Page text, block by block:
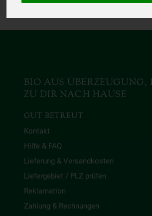
BIO AUS ÜBERZEUGUNG,
ZU DIR NACH HAUSE
GUT BETREUT
Kontakt
Hilfe & FAQ
Lieferung & Versandkosten
Liefergebiet / PLZ prüfen
Reklamation
Zahlung & Rechnungen